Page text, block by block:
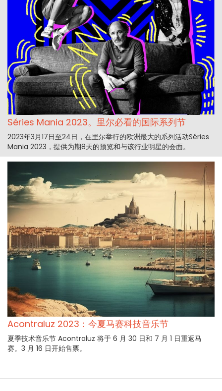
Séries Mania 2023。里尔必看的国际系列节
2023年3月17日至24日，在里尔举行的欧洲最大的系列活动Séries
Mania 2023，提供为期8天的预览和与该行业明星的会面。
Acontraluz 2023：今夏马赛科技音乐节
夏季技术音乐节 Acontraluz 将于 6 月 30 日和 7 月 1 日重返马
赛。3 月 16 日开始售票。